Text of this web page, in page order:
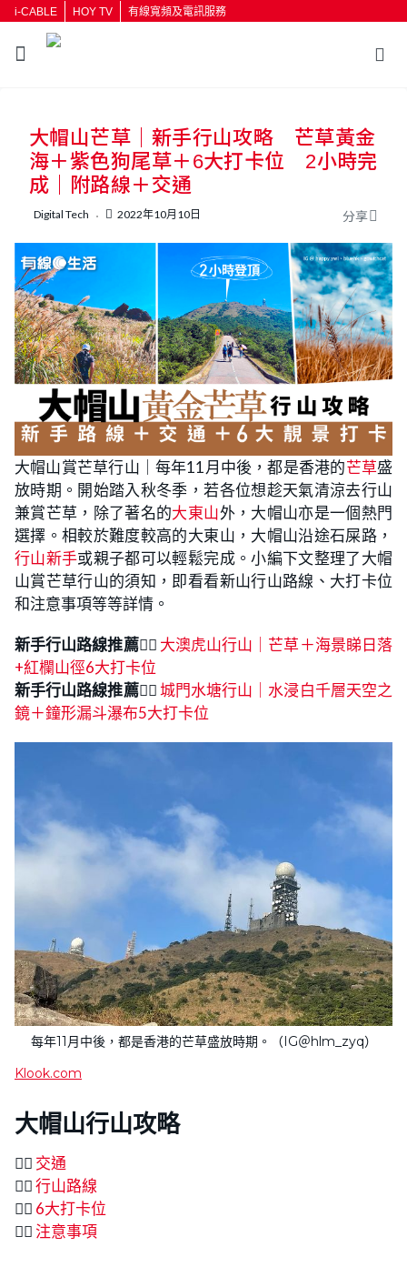
i-CABLE HOY TV 有線寬頻及電訊服務
按輸入鍵開始搜尋
大帽山芒草｜新手行山攻略 芒草黃金
海＋紫色狗尾草＋6大打卡位 2小時完
成｜附路線＋交通
Digital Tech 2022年10月10日 分享
大帽山賞芒草行山｜每年11月中後，都是香港的芒草盛
放時期。開始踏入秋冬季，若各位想趁天氣清涼去行山
兼賞芒草，除了著名的大東山外，大帽山亦是一個熱門
選擇。相較於難度較高的大東山，大帽山沿途石屎路，
行山新手或親子都可以輕鬆完成。小編下文整理了大帽
山賞芒草行山的須知，即看看新山行山路線、大打卡位
和注意事項等等詳情。
新手行山路線推薦👉🏻 大澳虎山行山｜芒草＋海景睇日落
+紅欄山徑6大打卡位
新手行山路線推薦👉🏻城門水塘行山｜水浸白千層天空之
鏡＋鐘形漏斗瀑布5大打卡位
每年11月中後，都是香港的芒草盛放時期。（IG＠hlm_zyq）
Klook.com
大帽山行山攻略
👉🏻 交通
👉🏻行山路線
👉🏻 6大打卡位
👉🏻 注意事項